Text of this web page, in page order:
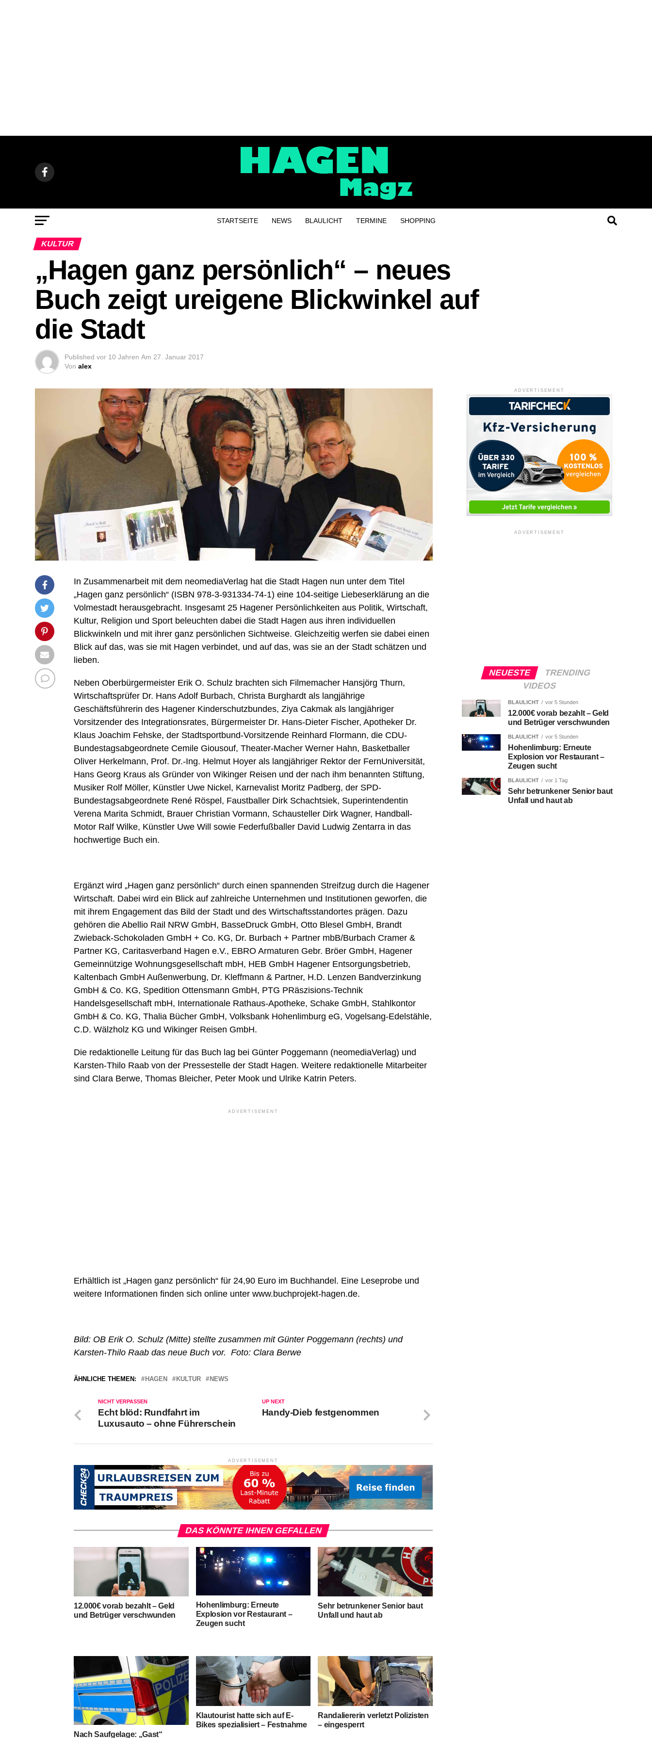
STARTSEITE NEWS BLAULICHT TERMINE SHOPPING
KULTUR
„Hagen ganz persönlich“ – neues
Buch zeigt ureigene Blickwinkel auf
die Stadt
Published vor 10 Jahren Am 27. Januar 2017
Von alex
In Zusammenarbeit mit dem neomediaVerlag hat die Stadt Hagen nun unter dem Titel
„Hagen ganz persönlich“ (ISBN 978-3-931334-74-1) eine 104-seitige Liebeserklärung an die
Volmestadt herausgebracht. Insgesamt 25 Hagener Persönlichkeiten aus Politik, Wirtschaft,
Kultur, Religion und Sport beleuchten dabei die Stadt Hagen aus ihren individuellen
Blickwinkeln und mit ihrer ganz persönlichen Sichtweise. Gleichzeitig werfen sie dabei einen
Blick auf das, was sie mit Hagen verbindet, und auf das, was sie an der Stadt schätzen und
lieben.
Neben Oberbürgermeister Erik O. Schulz brachten sich Filmemacher Hansjörg Thurn,
Wirtschaftsprüfer Dr. Hans Adolf Burbach, Christa Burghardt als langjährige
Geschäftsführerin des Hagener Kinderschutzbundes, Ziya Cakmak als langjähriger
Vorsitzender des Integrationsrates, Bürgermeister Dr. Hans-Dieter Fischer, Apotheker Dr.
Klaus Joachim Fehske, der Stadtsportbund-Vorsitzende Reinhard Flormann, die CDU-
Bundestagsabgeordnete Cemile Giousouf, Theater-Macher Werner Hahn, Basketballer
Oliver Herkelmann, Prof. Dr.-Ing. Helmut Hoyer als langjähriger Rektor der FernUniversität,
Hans Georg Kraus als Gründer von Wikinger Reisen und der nach ihm benannten Stiftung,
Musiker Rolf Möller, Künstler Uwe Nickel, Karnevalist Moritz Padberg, der SPD-
Bundestagsabgeordnete René Röspel, Faustballer Dirk Schachtsiek, Superintendentin
Verena Marita Schmidt, Brauer Christian Vormann, Schausteller Dirk Wagner, Handball-
Motor Ralf Wilke, Künstler Uwe Will sowie Federfußballer David Ludwig Zentarra in das
hochwertige Buch ein.
Ergänzt wird „Hagen ganz persönlich“ durch einen spannenden Streifzug durch die Hagener
Wirtschaft. Dabei wird ein Blick auf zahlreiche Unternehmen und Institutionen geworfen, die
mit ihrem Engagement das Bild der Stadt und des Wirtschaftsstandortes prägen. Dazu
gehören die Abellio Rail NRW GmbH, BasseDruck GmbH, Otto Blesel GmbH, Brandt
Zwieback-Schokoladen GmbH + Co. KG, Dr. Burbach + Partner mbB/Burbach Cramer &
Partner KG, Caritasverband Hagen e.V., EBRO Armaturen Gebr. Bröer GmbH, Hagener
Gemeinnützige Wohnungsgesellschaft mbH, HEB GmbH Hagener Entsorgungsbetrieb,
Kaltenbach GmbH Außenwerbung, Dr. Kleffmann & Partner, H.D. Lenzen Bandverzinkung
GmbH & Co. KG, Spedition Ottensmann GmbH, PTG PRäszisions-Technik
Handelsgesellschaft mbH, Internationale Rathaus-Apotheke, Schake GmbH, Stahlkontor
GmbH & Co. KG, Thalia Bücher GmbH, Volksbank Hohenlimburg eG, Vogelsang-Edelstähle,
C.D. Wälzholz KG und Wikinger Reisen GmbH.
Die redaktionelle Leitung für das Buch lag bei Günter Poggemann (neomediaVerlag) und
Karsten-Thilo Raab von der Pressestelle der Stadt Hagen. Weitere redaktionelle Mitarbeiter
sind Clara Berwe, Thomas Bleicher, Peter Mook und Ulrike Katrin Peters.
ADVERTISEMENT
Erhältlich ist „Hagen ganz persönlich“ für 24,90 Euro im Buchhandel. Eine Leseprobe und
weitere Informationen finden sich online unter www.buchprojekt-hagen.de.
Bild: OB Erik O. Schulz (Mitte) stellte zusammen mit Günter Poggemann (rechts) und
Karsten-Thilo Raab das neue Buch vor. Foto: Clara Berwe
ÄHNLICHE THEMEN: HAGEN KULTUR NEWS
UP NEXT
Handy-Dieb festgenommen
NICHT VERPASSEN
Echt blöd: Rundfahrt im
Luxusauto – ohne Führerschein
ADVERTISEMENT
DAS KÖNNTE IHNEN GEFALLEN
12.000€ vorab bezahlt – Geld
und Betrüger verschwunden
Hohenlimburg: Erneute
Explosion vor Restaurant –
Zeugen sucht
Sehr betrunkener Senior baut
Unfall und haut ab
Nach Saufgelage: „Gast“
Klautourist hatte sich auf E-
Bikes spezialisiert – Festnahme
Randaliererin verletzt Polizisten
– eingesperrt
ADVERTISEMENT
ADVERTISEMENT
NEUESTE
TRENDING
VIDEOS
BLAULICHT vor 5 Stunden
12.000€ vorab bezahlt – Geld
und Betrüger verschwunden
BLAULICHT vor 5 Stunden
Hohenlimburg: Erneute
Explosion vor Restaurant –
Zeugen sucht
BLAULICHT vor 1 Tag
Sehr betrunkener Senior baut
Unfall und haut ab